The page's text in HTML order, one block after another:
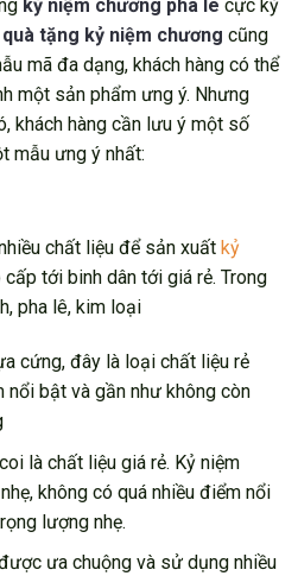
kỷ niệm chương pha lê cực kỳ
quà tặng kỷ niệm chương cũng
mã đa dạng, khách hàng có thể
một sản phẩm ưng ý. Nhưng
khách hàng cần lưu ý một số
mẫu ưng ý nhất:
chất liệu để sản xuất kỷ
tới binh dân tới giá rẻ. Trong
pha lê, kim loại
cứng, đây là loại chất liệu rẻ
nổi bật và gần như không còn
là chất liệu giá rẻ. Kỷ niệm
không có quá nhiều điểm nổi
lượng nhẹ.
ưa chuộng và sử dụng nhiều